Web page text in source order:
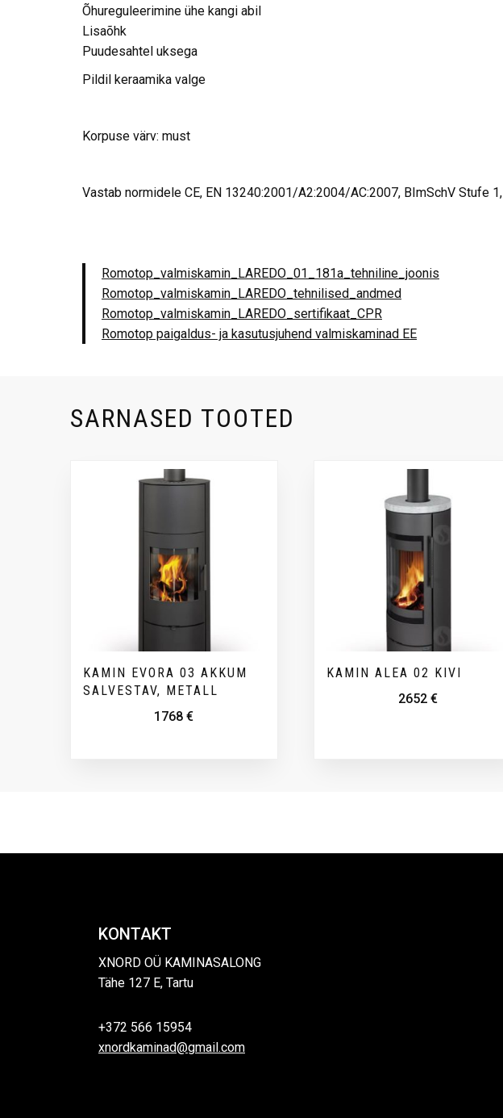
Õhureguleerimine ühe kangi abil
Lisaõhk
Puudesahtel uksega
Pildil keraamika valge
Korpuse värv: must
Vastab normidele CE, EN 13240:2001/A2:2004/AC:2007, BImSchV Stufe
Romotop_valmiskamin_LAREDO_01_181a_tehniline_joonis
Romotop_valmiskamin_LAREDO_tehnilised_andmed
Romotop_valmiskamin_LAREDO_sertifikaat_CPR
Romotop paigaldus- ja kasutusjuhend valmiskaminad EE
SARNASED TOOTED
KAMIN EVORA 03 AKKUM
SALVESTAV, METALL
1768€
KAMIN ALEA 02 KIVI
2652 €
KONTAKT
XNORD OÜ KAMINASALONG
Tähe 127 E, Tartu
+372 566 15954
xnordkaminad@gmail.com